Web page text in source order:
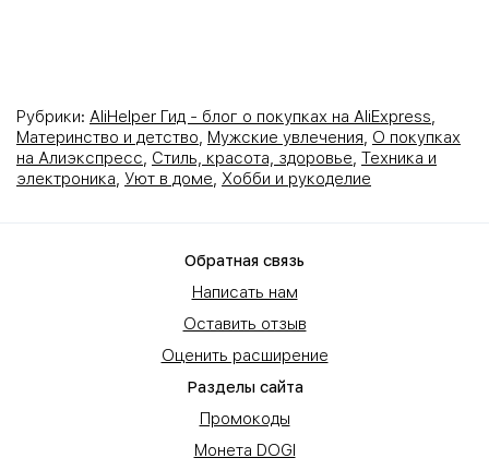
Рубрики: AliHelper Гид - блог о покупках на AliExpress,
Материнство и детство, Мужские увлечения, О покупках
на Алиэкспресс, Стиль, красота, здоровье, Техника и
электроника, Уют в доме, Хобби и рукоделие
Обратная связь
Написать нам
Оставить отзыв
Оценить расширение
Разделы сайта
Промокоды
Монета DOGI